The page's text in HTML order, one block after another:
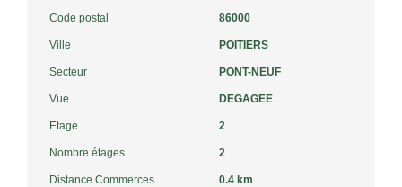
Code postal 86000
Ville POITIERS
Secteur PONT-NEUF
Vue DEGAGEE
Etage 2
Nombre étages 2
Distance Commerces 0.4 km